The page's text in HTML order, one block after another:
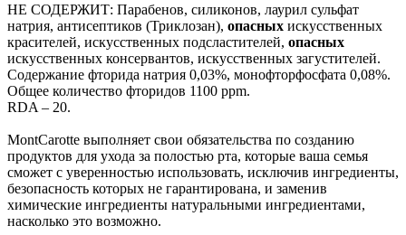
НЕ СОДЕРЖИТ: Парабенов, силиконов, лаурил сульфат
натрия, антисептиков (Триклозан), опасных искусственных
красителей, искусственных подсластителей, опасных
искусственных консервантов, искусственных загустителей.
Содержание фторида натрия 0,03%, монофторфосфата 0,08%.
Общее количество фторидов 1100 ppm.
RDA – 20.
MontCarotte выполняет свои обязательства по созданию
продуктов для ухода за полостью рта, которые ваша семья
сможет с уверенностью использовать, исключив ингредиенты,
безопасность которых не гарантирована, и заменив
химические ингредиенты натуральными ингредиентами,
насколько это возможно.